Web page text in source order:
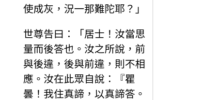
使成灰，況一那難陀耶？」
世尊告曰：「居士！汝當思
量而後答也。汝之所說，前
與後違，後與前違，則不相
應。汝在此眾自說：『瞿
曇！我住真諦，以真諦答。